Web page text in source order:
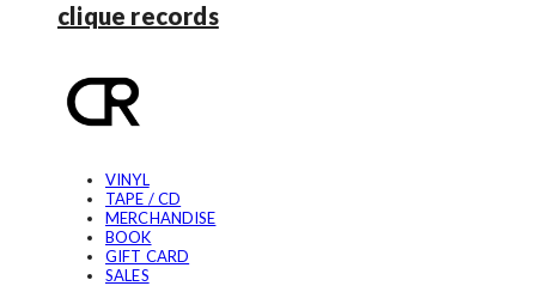
clique records
VINYL
TAPE / CD
MERCHANDISE
BOOK
GIFT CARD
SALES